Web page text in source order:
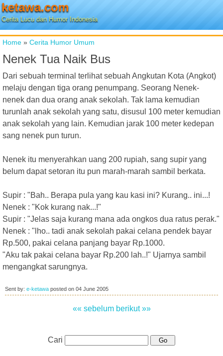
ketawa.com
Cerita Lucu dan Humor Indonesia
Home » Cerita Humor Umum
Nenek Tua Naik Bus
Dari sebuah terminal terlihat sebuah Angkutan Kota (Angkot)
melaju dengan tiga orang penumpang. Seorang Nenek-
nenek dan dua orang anak sekolah. Tak lama kemudian
turunlah anak sekolah yang satu, disusul 100 meter kemudian
anak sekolah yang lain. Kemudian jarak 100 meter kedepan
sang nenek pun turun.
Nenek itu menyerahkan uang 200 rupiah, sang supir yang
belum dapat setoran itu pun marah-marah sambil berkata.
Supir : "Bah.. Berapa pula yang kau kasi ini? Kurang.. ini...!
Nenek : "Kok kurang nak...!"
Supir : "Jelas saja kurang mana ada ongkos dua ratus perak."
Nenek : "lho.. tadi anak sekolah pakai celana pendek bayar
Rp.500, pakai celana panjang bayar Rp.1000.
"Aku tak pakai celana bayar Rp.200 lah..!" Ujarnya sambil
mengangkat sarungnya.
Sent by: e-ketawa posted on 04 June 2005
«« sebelum berikut »»
Cari